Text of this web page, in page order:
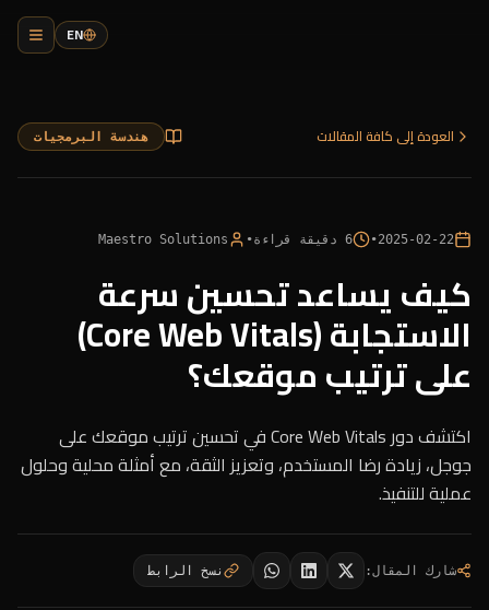
EN
العودة إلى كافة المقالات هندسة البرمجيات
2025-02-22
•
6 دقيقة قراءة•
Maestro Solutions
كيف يساعد تحسين سرعة
الاستجابة (Core Web Vitals)
على ترتيب موقعك؟
اكتشف دور Core Web Vitals في تحسين ترتيب موقعك على
جوجل، زيادة رضا المستخدم، وتعزيز الثقة، مع أمثلة محلية وحلول
عملية للتنفيذ.
شارك المقال: نسخ الرابط